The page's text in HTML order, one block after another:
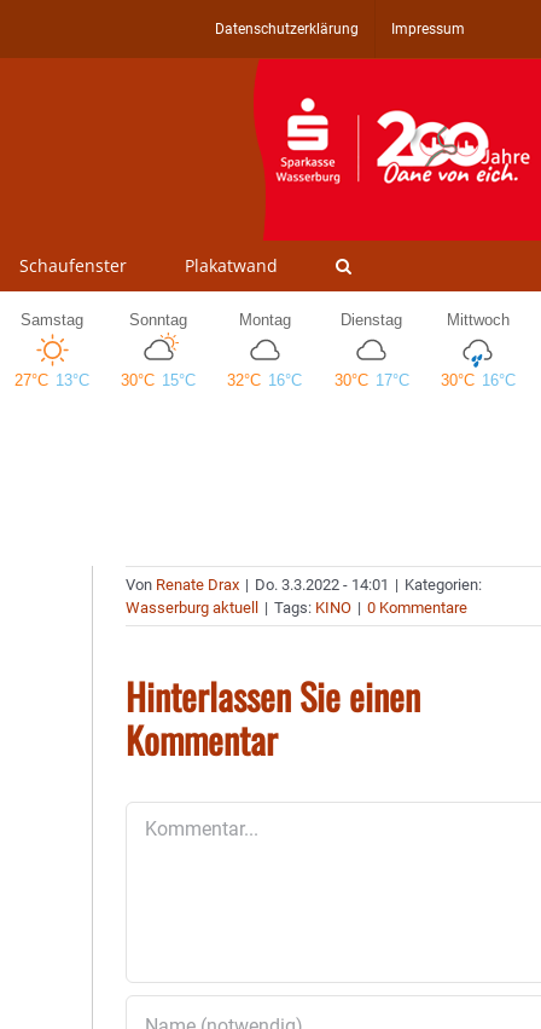
Datenschutzerklärung Impressum
Schaufenster Plakatwand
Von Renate Drax | Do. 3.3.2022 - 14:01 | Kategorien:
Wasserburg aktuell
| Tags: KINO | 0 Kommentare
Hinterlassen Sie einen
Kommentar